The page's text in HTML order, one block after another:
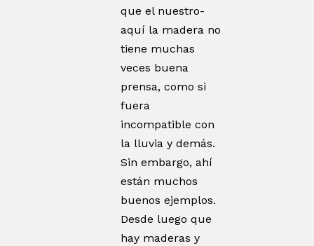
que el nuestro-
aquí la madera no
tiene muchas
veces buena
prensa, como si
fuera
incompatible con
la lluvia y demás.
Sin embargo, ahí
están muchos
buenos ejemplos.
Desde luego que
hay maderas y